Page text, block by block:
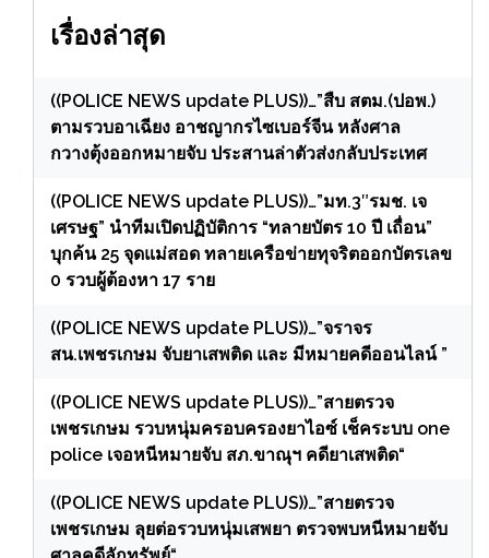
เรื่องล่าสุด
((POLICE NEWS update PLUS))…”สืบ สตม.(ปอพ.)
ตามรวบอาเฉียง อาชญากรไซเบอร์จีน หลังศาล
กวางตุ้งออกหมายจับ ประสานล่าตัวส่งกลับประเทศ
((POLICE NEWS update PLUS))…”มท.3″รมช. เจ
เศรษฐ” นำทีมเปิดปฏิบัติการ “ทลายบัตร 10 ปี เถื่อน”
บุกค้น 25 จุดแม่สอด ทลายเครือข่ายทุจริตออกบัตรเลข
0 รวบผู้ต้องหา 17 ราย
((POLICE NEWS update PLUS))…”จราจร
สน.เพชรเกษม จับยาเสพติด และ มีหมายคดีออนไลน์ ”
((POLICE NEWS update PLUS))…”สายตรวจ
เพชรเกษม รวบหนุ่มครอบครองยาไอซ์ เช็คระบบ one
police เจอหนีหมายจับ สภ.ขาณุฯ คดียาเสพติด“
((POLICE NEWS update PLUS))…”สายตรวจ
เพชรเกษม ลุยต่อรวบหนุ่มเสพยา ตรวจพบหนีหมายจับ